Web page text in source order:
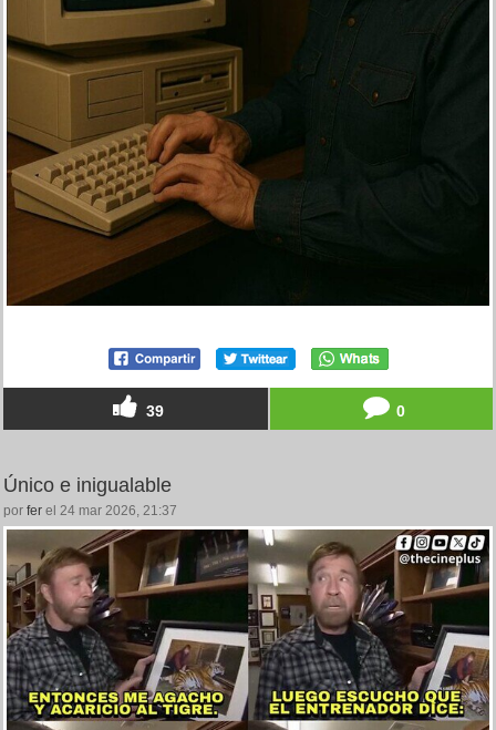
39 0
Único e inigualable
por fer el 24 mar 2026, 21:37